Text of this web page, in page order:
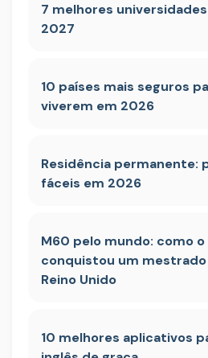
7 melhores
2027
10 países mais seguros
viverem em 2026
Residência permanente:
fáceis em 2026
M60 pelo mundo: como o
conquistou um
Reino Unido
10 melhores aplicativos